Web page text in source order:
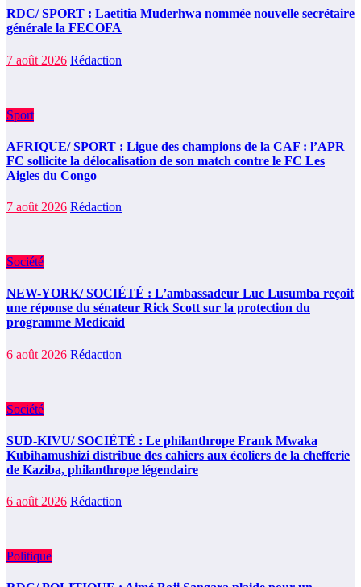
RDC/ SPORT : Laetitia Muderhwa nommée nouvelle secrétaire
générale la FECOFA
7 août 2026 Rédaction
Sport
AFRIQUE/ SPORT : Ligue des champions de la CAF : l’APR
FC sollicite la délocalisation de son match contre le FC Les
Aigles du Congo
7 août 2026 Rédaction
Société
NEW-YORK/ SOCIÉTÉ : L’ambassadeur Luc Lusumba reçoit
une réponse du sénateur Rick Scott sur la protection du
programme Medicaid
6 août 2026 Rédaction
Société
SUD-KIVU/ SOCIÉTÉ : Le philanthrope Frank Mwaka
Kubihamushizi distribue des cahiers aux écoliers de la chefferie
de Kaziba, philanthrope légendaire
6 août 2026 Rédaction
Politique